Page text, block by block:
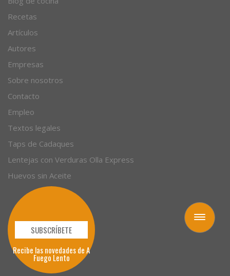
Toggle
navigation
Recetas
Artículos
Autores
Empresas
Sobre nosotros
Contacto
Empleo
Textos legales
Taps de Cadaques
Lentejas con Verduras Olla Express
Huevos sin Aceite
SUBSCRÍBETE
Recibe las novedades de A
Fuego Lento